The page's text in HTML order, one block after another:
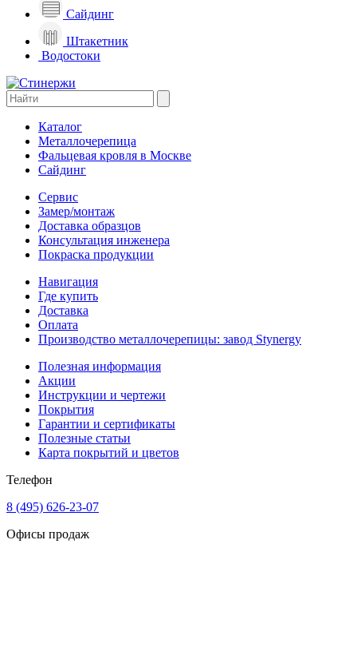
Сайдинг
Штакетник
Водостоки
Каталог
Металлочерепица
Фальцевая кровля в Москве
Сайдинг
Сервис
Замер/монтаж
Доставка образцов
Консультация инженера
Покраска продукции
Навигация
Где купить
Доставка
Оплата
Производство металлочерепицы: завод Stynergy
Полезная информация
Акции
Инструкции и чертежи
Покрытия
Гарантии и сертификаты
Полезные статьи
Карта покрытий и цветов
Телефон
8 (495) 626-23-07
Офисы продаж